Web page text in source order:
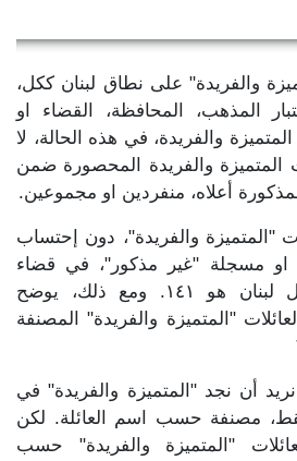
والفريدة" على نطاق لبنان ككل،
المذهب، المحافظة، القضاء او
والفريدة، في هذه الحالة، لا
المتميزة والفريدة المحصورة ضمن
أعلاه، منفردين او مجموعين.
"المتميزة والفريدة"، دون إحتساب
او مسجلة "غير مذكور"، في قضاء
كسروان، محافظة جبل لبنان هو ١٤١. ومع ذلك، يوضح
"المتميزة والفريدة" المصنفة
أن نجد "المتميزة والفريدة" في
فقط، مصنفة حسب اسم العائلة. لكن
"المتميزة والفريدة" حسب